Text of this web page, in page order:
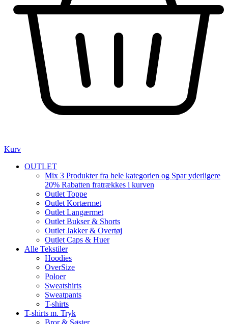
Kurv
OUTLET
Mix 3 Produkter fra hele kategorien og Spar yderligere
20% Rabatten fratrækkes i kurven
Outlet Toppe
Outlet Kortærmet
Outlet Langærmet
Outlet Bukser & Shorts
Outlet Jakker & Overtøj
Outlet Caps & Huer
Alle Tekstiler
Hoodies
OverSize
Poloer
Sweatshirts
Sweatpants
T-shirts
T-shirts m. Tryk
Bror & Søster